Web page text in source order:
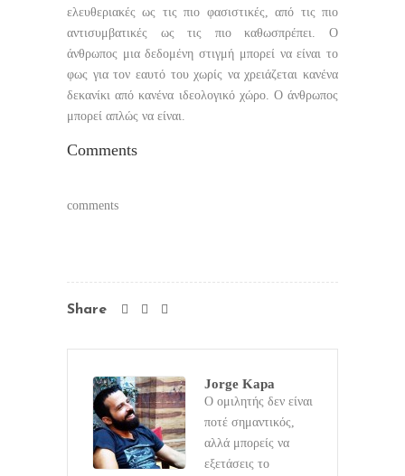
ελευθεριακές ως τις πιο φασιστικές, από τις πιο
αντισυμβατικές ως τις πιο καθωσπρέπει. Ο
άνθρωπος μια δεδομένη στιγμή μπορεί να είναι το
φως για τον εαυτό του χωρίς να χρειάζεται κανένα
δεκανίκι από κανένα ιδεολογικό χώρο. Ο άνθρωπος
μπορεί απλώς να είναι.
Comments
comments
Share
Jorge Kapa
Ο ομιλητής δεν είναι
ποτέ σημαντικός,
αλλά μπορείς να
εξετάσεις το